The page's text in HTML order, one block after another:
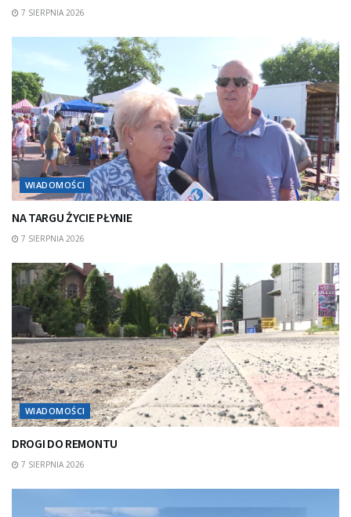
7 SIERPNIA 2026
WIADOMOŚCI
NA TARGU ŻYCIE PŁYNIE
7 SIERPNIA 2026
WIADOMOŚCI
DROGI DO REMONTU
7 SIERPNIA 2026